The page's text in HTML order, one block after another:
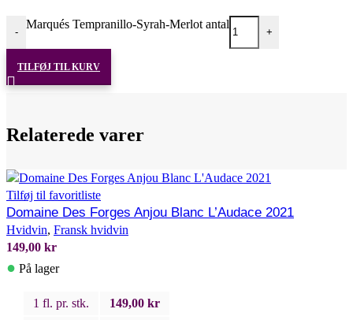
-
Marqués Tempranillo-Syrah-Merlot antal
+
TILFØJ TIL KURV
Relaterede varer
Tilføj til favoritliste
Domaine Des Forges Anjou Blanc L’Audace 2021
Hvidvin, Fransk hvidvin
149,00 kr
● På lager
1 fl. pr. stk. 149,00 kr